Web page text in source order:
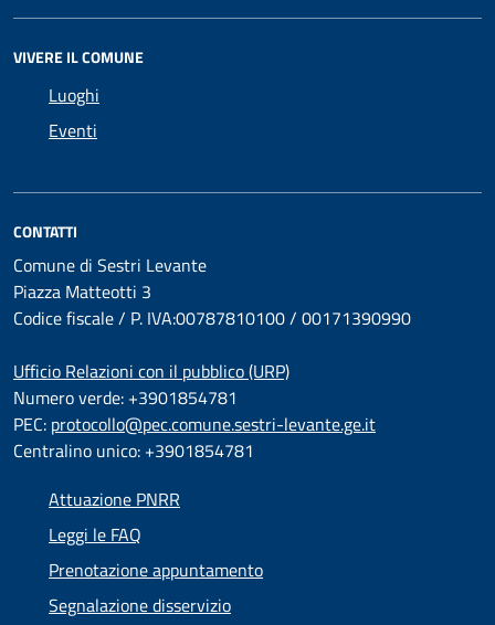
VIVERE IL COMUNE
Luoghi
Eventi
CONTATTI
Comune di Sestri Levante
Piazza Matteotti 3
Codice fiscale / P. IVA:00787810100 / 00171390990
Ufficio Relazioni con il pubblico (URP)
Numero verde: +3901854781
PEC: protocollo@pec.comune.sestri-levante.ge.it
Centralino unico: +3901854781
Attuazione PNRR
Leggi le FAQ
Prenotazione appuntamento
Segnalazione disservizio